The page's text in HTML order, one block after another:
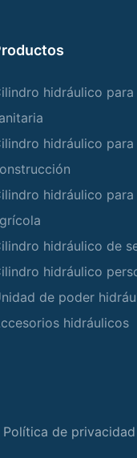
hidráulico para
hidráulico
hidráulico para
hidráulico de
hidráulico
de poder
hidráulicos
Política de privacidad